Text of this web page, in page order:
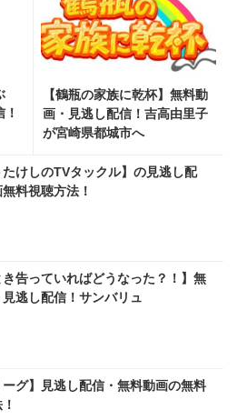
【鶴瓶の家族に乾杯】無料動
画・見逃し配信！吉高由里子
が宮崎県都城市へ
たけしのTVタックル】の見逃し配
料視聴方法！
き告っていればどうなった？！】無
逃し配信！サンバリュ
ーグ】見逃し配信・無料動画の無料